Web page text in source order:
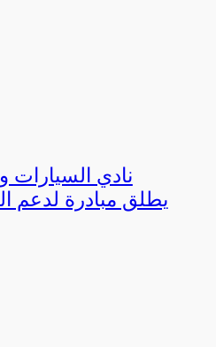
نادي السيارات
يطلق مبادرة لدعم